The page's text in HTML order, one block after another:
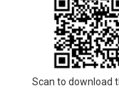
Scan to download